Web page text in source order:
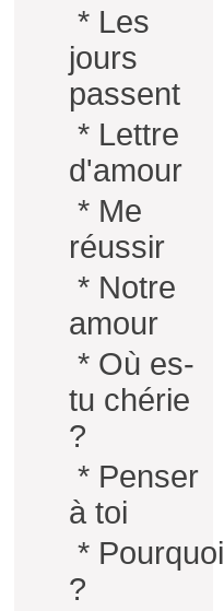
* Les
jours
passent
* Lettre
d'amour
* Me
réussir
* Notre
amour
* Où es-
tu chérie
?
* Penser
à toi
* Pourquoi
?